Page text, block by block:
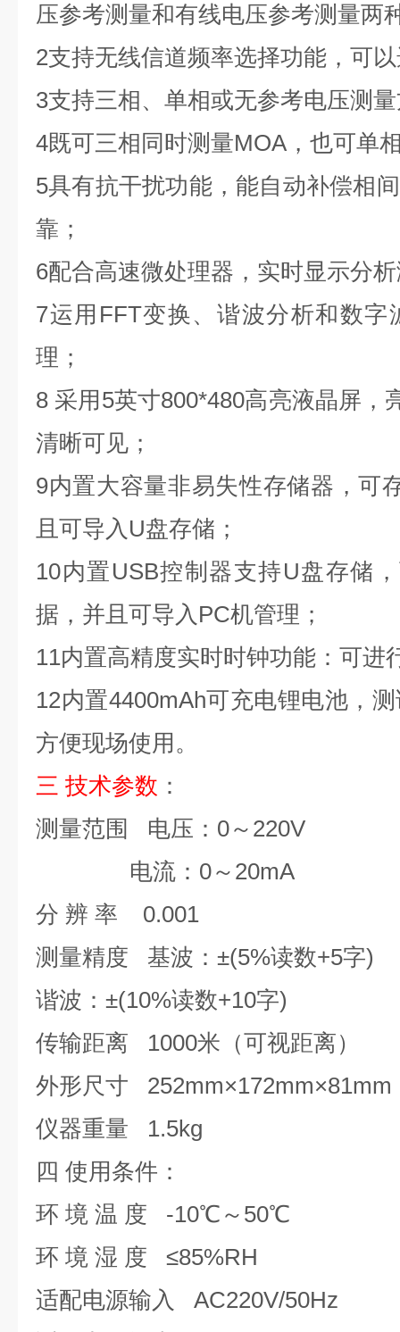
压参考测量和有线电压参考测量两
2支持无线信道频率选择功能，可
3支持三相、单相或无参考电压测
4既可三相同时测量MOA，也可单
5具有抗干扰功能，能自动补偿相
靠；
6配合高速微处理器，实时显示分
7运用FFT变换、谐波分析和数字
理；
8 采用5英寸800*480高亮液晶屏，
清晰可见；
9内置大容量非易失性存储器，可
且可导入U盘存储；
10内置USB控制器支持U盘存储
据，并且可导入PC机管理；
11内置高精度实时时钟功能：可进
12内置4400mAh可充电锂电池，
方便现场使用。
三 技术参数 ：
测量范围
电压：0～220V
电流：0～20mA
分 辨 率 0.001
测量精度 基波：±(5%读数+5字)
谐波： ±(10%读数+10字)
传输距离 1000米（可视距离）
外形尺寸 252mm×172mm×81mm
仪器重量 1.5kg
四 使用条件：
环 境 温 度 -10℃～50℃
环 境 湿 度 ≤85%RH
适配电源输入
AC220V/50Hz